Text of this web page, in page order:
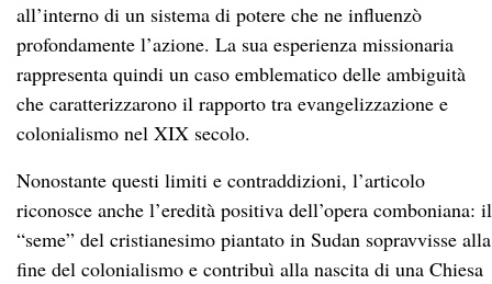
all’interno di un sistema di potere che ne influenzò
profondamente l’azione. La sua esperienza missionaria
rappresenta quindi un caso emblematico delle ambiguità
che caratterizzarono il rapporto tra evangelizzazione e
colonialismo nel XIX secolo.
Nonostante questi limiti e contraddizioni, l’articolo
riconosce anche l’eredità positiva dell’opera comboniana: il
“seme” del cristianesimo piantato in Sudan sopravvisse alla
fine del colonialismo e contribuì alla nascita di una Chiesa